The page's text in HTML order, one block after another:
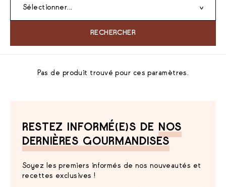
Sélectionner...
RECHERCHER
Pas de produit trouvé pour ces paramètres.
RESTEZ INFORMÉ(E)S DE
NOS
DERNIÈRES GOURMANDISES
Soyez les premiers informés de nos nouveautés et
recettes exclusives !